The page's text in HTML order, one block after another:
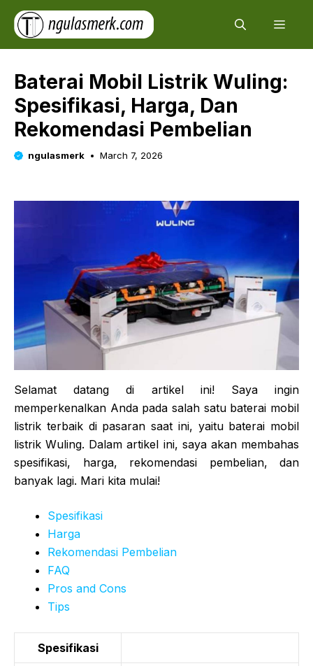
Skip
content
Baterai Mobil Listrik Wuling:
Spesifikasi, Harga, Dan
Rekomendasi Pembelian
ngulasmerk March 7, 2026
Selamat datang di artikel ini! Saya ingin
memperkenalkan Anda pada salah satu baterai mobil
listrik terbaik di pasaran saat ini, yaitu baterai mobil
listrik Wuling. Dalam artikel ini, saya akan membahas
spesifikasi, harga, rekomendasi pembelian, dan
banyak lagi. Mari kita mulai!
Spesifikasi
Harga
Rekomendasi Pembelian
FAQ
Pros and Cons
Tips
Spesifikasi